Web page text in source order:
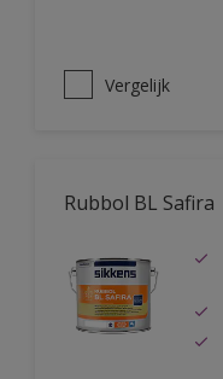
Vergelijk
Rubbol BL Safira